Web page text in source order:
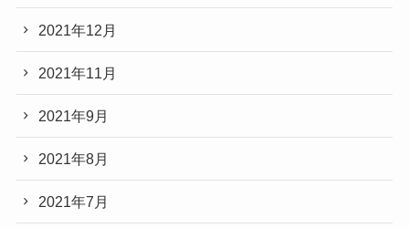
2021年12月
2021年11月
2021年9月
2021年8月
2021年7月